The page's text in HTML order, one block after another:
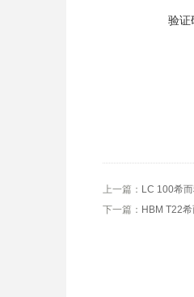
验证
上一篇： LC 100希
下一篇： HBM T22